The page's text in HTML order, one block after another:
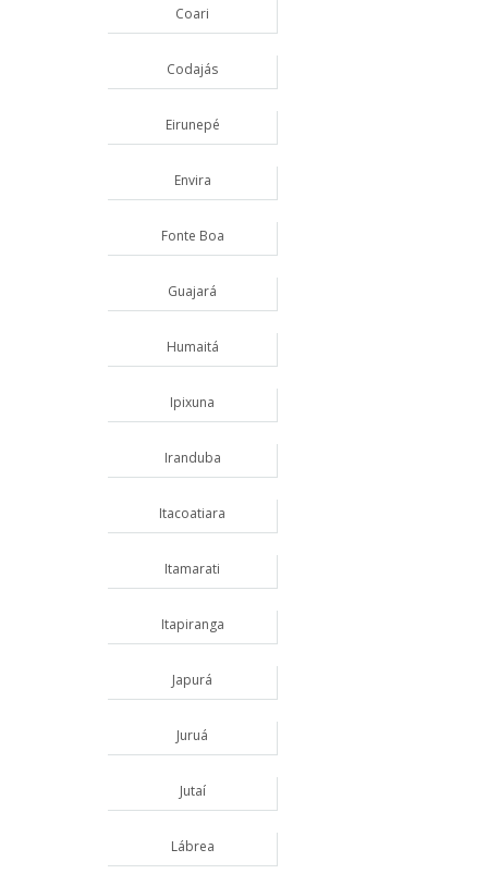
Coari
Codajás
Eirunepé
Envira
Fonte Boa
Guajará
Humaitá
Ipixuna
Iranduba
Itacoatiara
Itamarati
Itapiranga
Japurá
Juruá
Jutaí
Lábrea